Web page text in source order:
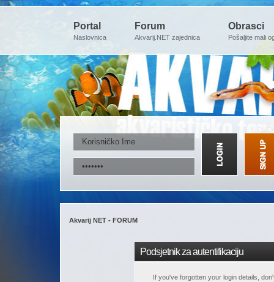
Portal
Naslovnica
Forum
Akvarij.NET zajednica
Obrasci
Pošaljite mali
Akvarij NET - FORUM
Podsjetnik za autentifikaciju
If you've forgotten your login details,